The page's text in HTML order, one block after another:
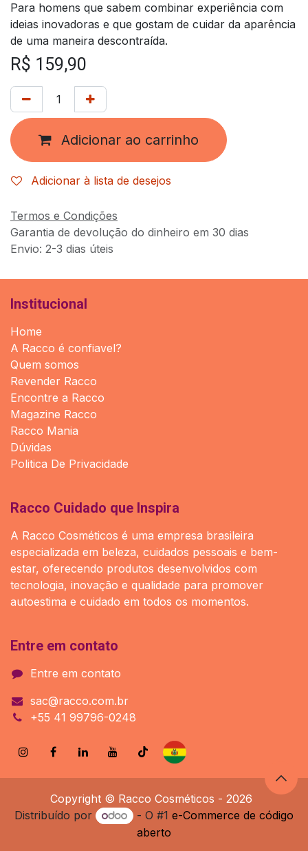
Para homens que sabem combinar experiência com
ideias inovadoras e que gostam de cuidar da aparência
de uma maneira descontraída.
R$ 159,90
Adicionar ao carrinho
Adicionar à lista de desejos
Termos e Condições
Garantia de devolução do dinheiro em 30 dias
Envio: 2-3 dias úteis
Institucional
Home
A Racco é confiavel?
Quem somos
Revender Racco
Encontre a Racco
Magazine Racco
Racco Mania
Dúvidas
Politica De Privacidade
Racco Cuidado que Inspira
A Racco Cosméticos é uma empresa brasileira
especializada em beleza, cuidados pessoais e bem-
estar, oferecendo produtos desenvolvidos com
tecnologia, inovação e qualidade para promover
autoestima e cuidado em todos os momentos.
Entre em contato
Entre em contato
sac@racco.com.br
+55 41 99796-0248
Copyright © Racco Cosméticos - 2026
Distribuído por
- O #1 e-Commerce de código
aberto